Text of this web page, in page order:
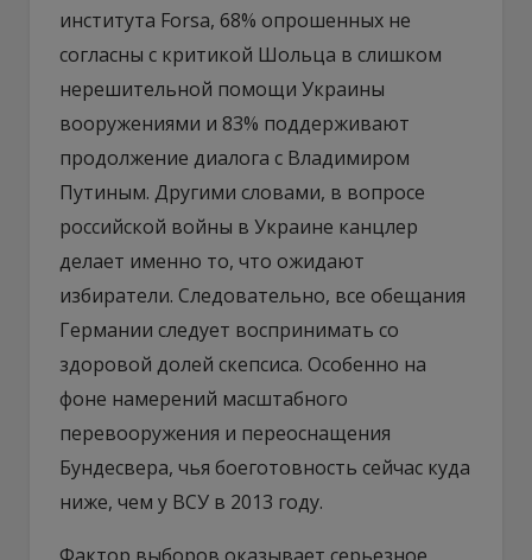
института Forsa, 68% опрошенных не
согласны с критикой Шольца в слишком
нерешительной помощи Украины
вооружениями и 83% поддерживают
продолжение диалога с Владимиром
Путиным. Другими словами, в вопросе
российской войны в Украине канцлер
делает именно то, что ожидают
избиратели. Следовательно, все обещания
Германии следует воспринимать со
здоровой долей скепсиса. Особенно на
фоне намерений масштабного
перевооружения и переоснащения
Бундесвера, чья боеготовность сейчас куда
ниже, чем у ВСУ в 2013 году.
Фактор выборов оказывает серьезное